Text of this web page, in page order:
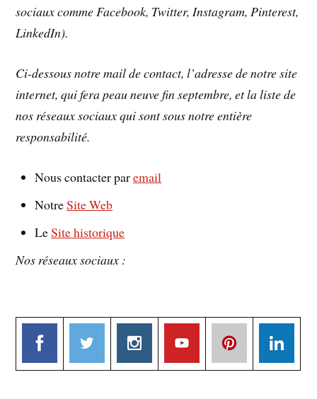
sociaux comme Facebook, Twitter, Instagram, Pinterest,
LinkedIn).
Ci-dessous notre mail de contact, l’adresse de notre site
internet, qui fera peau neuve fin septembre, et la liste de
nos réseaux sociaux qui sont sous notre entière
responsabilité.
Nous contacter paremail
NotreSite Web
LeSite historique
Nos réseaux sociaux :